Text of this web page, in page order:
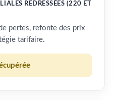
REDRESSÉES (220 ET
pertes, refonte des prix
tarifaire.